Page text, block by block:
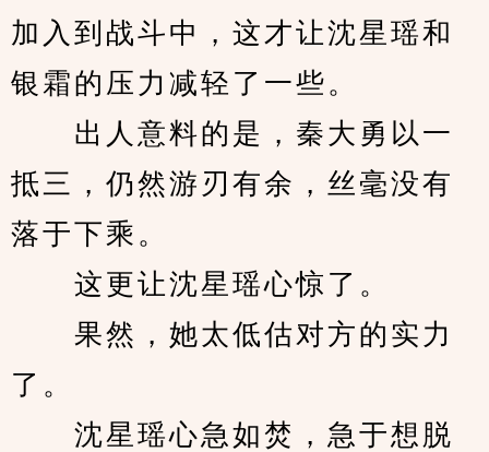
加入到战斗中，这才让沈星瑶和
银霜的压力减轻了一些。
出人意料的是，秦大勇以一
抵三，仍然游刃有余，丝毫没有
落于下乘。
这更让沈星瑶心惊了。
果然，她太低估对方的实力
了。
沈星瑶心急如焚，急于想脱